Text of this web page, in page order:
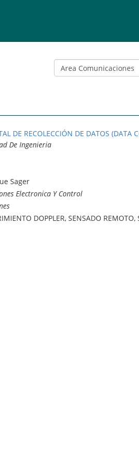
DE RECOLECCIÓN DE DATOS (DATA
De Ingenieria
Sager
Electronica Y Control
DOPPLER, SENSADO REMOTO,